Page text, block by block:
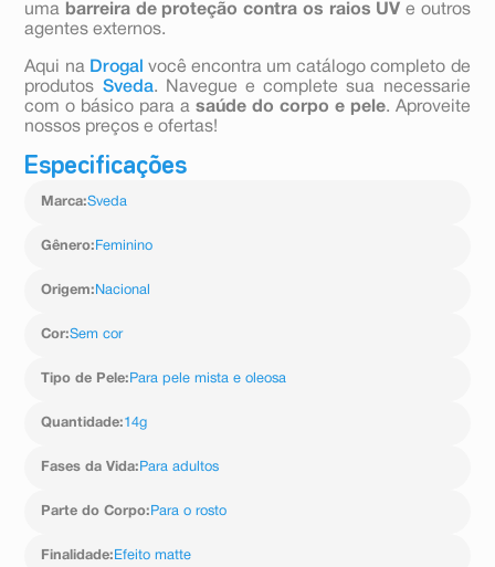
uma barreira de proteção contra os raios UV e outros
agentes externos.
Aqui na Drogal você encontra um catálogo completo de
produtos Sveda. Navegue e complete sua necessarie
com o básico para a saúde do corpo e pele. Aproveite
nossos preços e ofertas!
Especificações
Marca:Sveda
Gênero: Feminino
Origem: Nacional
Cor:Sem cor
Tipo de Pele: Para pele mista e oleosa
Quantidade:14g
Fases da Vida: Para adultos
Parte do Corpo: Para o rosto
Finalidade: Efeito matte